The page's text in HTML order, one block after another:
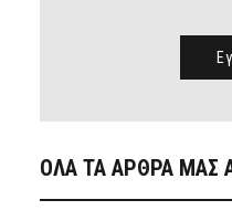
ΟΛΑ ΤΑ ΑΡΘΡΑ ΜΑΣ